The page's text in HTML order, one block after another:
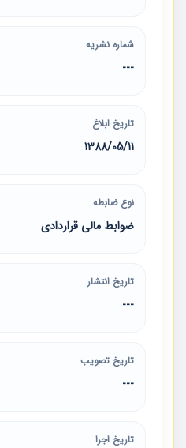
شماره نشریه
---
تاریخ ابلاغ
1388/05/11
نوع ضابطه
ضوابط مالی قراردادی
تاریخ انتشار
---
تاریخ تصویب
---
تاریخ اجرا